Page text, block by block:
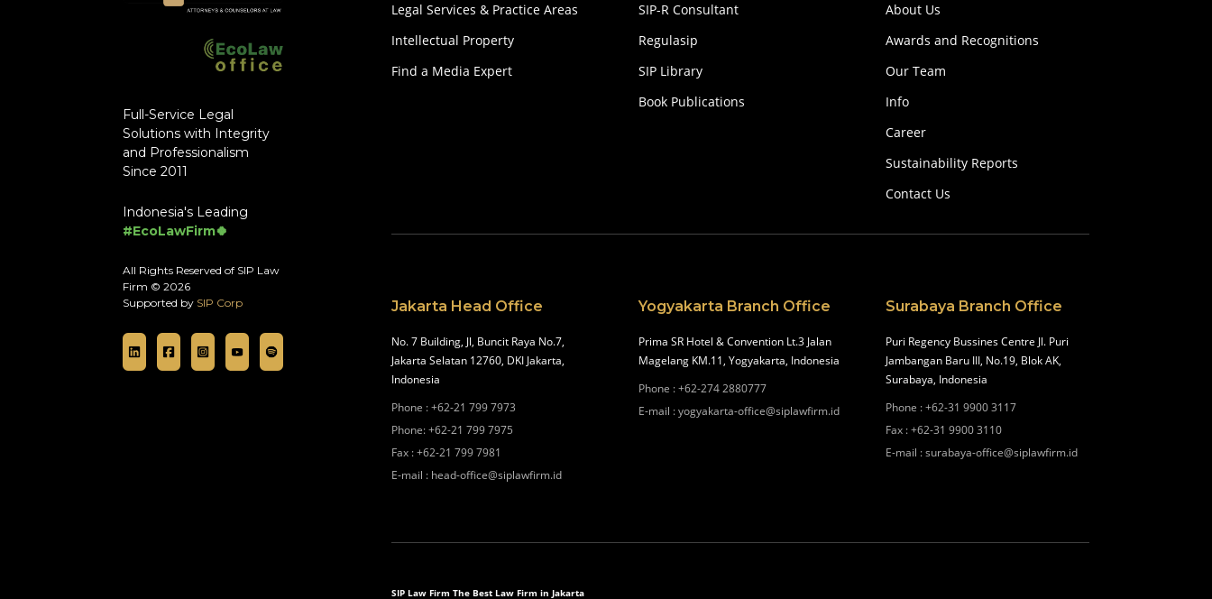
Full-Service Legal
Solutions with Integrity
and Professionalism
Since 2011
Indonesia's Leading
#EcoLawFirm🍀
All Rights Reserved of SIP Law
Firm © 2026
Supported by SIP Corp
Legal Services & Practice Areas
Intellectual Property
Find a Media Expert
SIP-R Consultant
Regulasip
SIP Library
Book Publications
About Us
Awards and Recognitions
Our Team
Info
Career
Sustainability Reports
Contact Us
Jakarta Head Office
No. 7 Building, Jl, Buncit Raya No.7,
Jakarta Selatan 12760, DKI Jakarta,
Indonesia
Phone :+62-21 799 7973
Phone:+62-21 799 7975
Fax :+62-21 799 7981
E-mail : head-office@siplawfirm.id
Yogyakarta Branch Office
Prima SR Hotel & Convention Lt.3 Jalan
Magelang KM.11, Yogyakarta, Indonesia
Phone :+62-274 2880777
E-mail :yogyakarta-office@siplawfirm.id
Surabaya Branch Office
Puri Regency Bussines Centre Jl. Puri
Jambangan Baru III, No.19, Blok AK,
Surabaya, Indonesia
Phone :+62-31 9900 3117
Fax :+62-31 9900 3110
E-mail :surabaya-office@siplawfirm.id
SIP Law Firm The Best Law Firm in Jakarta